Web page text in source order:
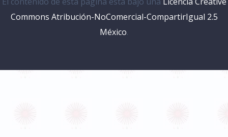
Commons Atribución-NoComercial-CompartirIgual 2.5
México.